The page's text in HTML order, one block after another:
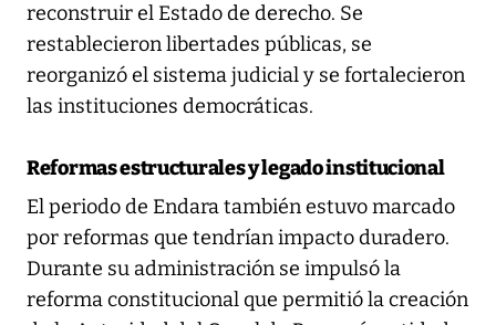
reconstruir el Estado de derecho. Se
restablecieron libertades públicas, se
reorganizó el sistema judicial y se fortalecieron
las instituciones democráticas.
Reformas estructurales y legado institucional
El periodo de Endara también estuvo marcado
por reformas que tendrían impacto duradero.
Durante su administración se impulsó la
reforma constitucional que permitió la creación